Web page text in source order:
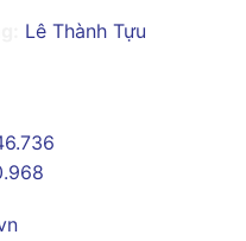
Lê Thành Tựu